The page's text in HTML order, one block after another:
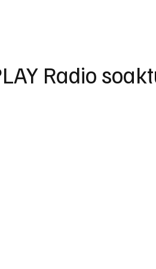
Radio